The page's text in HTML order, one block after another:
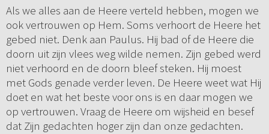
Als we alles aan de Heere verteld hebben, mogen we
ook vertrouwen op Hem. Soms verhoort de Heere het
gebed niet. Denk aan Paulus. Hij bad of de Heere die
doorn uit zijn vlees weg wilde nemen. Zijn gebed werd
niet verhoord en de doorn bleef steken. Hij moest
met Gods genade verder leven. De Heere weet wat Hij
doet en wat het beste voor ons is en daar mogen we
op vertrouwen. Vraag de Heere om wijsheid en besef
dat Zijn gedachten hoger zijn dan onze gedachten.